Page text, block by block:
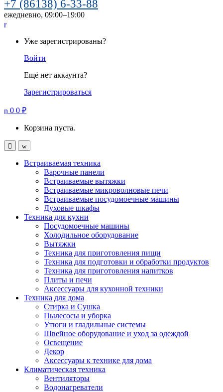
+7 (86138) 6-33-88
ежедневно, 09:00–19:00
Уже зарегистрированы?
Войти
Ещё нет аккаунта?
Зарегистрироваться
0 0 ₽
Корзина пуста.
Встраиваемая техника
Варочные панели
Встраиваемые вытяжки
Встраиваемые микроволновые печи
Встраиваемые посудомоечные машины
Духовые шкафы
Техника для кухни
Посудомоечные машины
Холодильное оборудование
Вытяжки
Техника для приготовления пищи
Техника для подготовки и обработки продуктов
Техника для приготовления напитков
Плиты и печи
Аксессуары для кухонной техники
Техника для дома
Стирка и Сушка
Пылесосы и уборка
Утюги и гладильные системы
Швейное оборудование и уход за одеждой
Освещение
Декор
Аксессуары к технике для дома
Климатическая техника
Вентиляторы
Водонагреватели